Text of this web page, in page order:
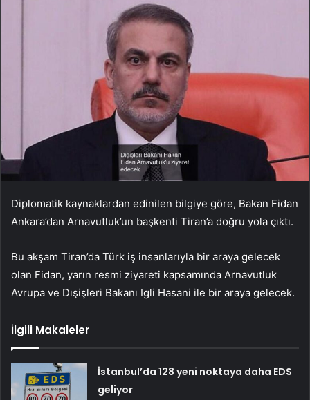
Diplomatik kaynaklardan edinilen bilgiye göre, Bakan Fidan
Ankara’dan Arnavutluk’un başkenti Tiran’a doğru yola çıktı.
Bu akşam Tiran’da Türk iş insanlarıyla bir araya gelecek
olan Fidan, yarın resmi ziyareti kapsamında Arnavutluk
Avrupa ve Dışişleri Bakanı Igli Hasani ile bir araya gelecek.
İlgili Makaleler
İstanbul’da 128 yeni noktaya daha EDS
geliyor